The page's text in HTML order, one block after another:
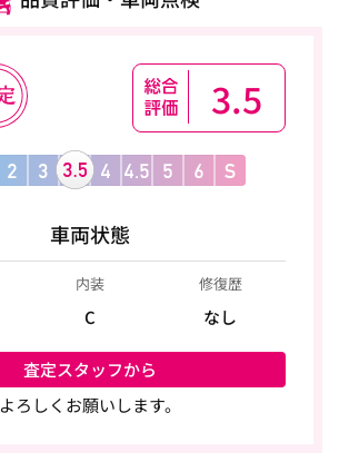
3.5
車両状態
内装
C
修復歴
なし
査定スタッフから
よろしくお願いします。